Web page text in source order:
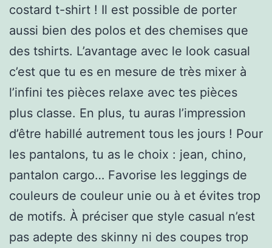
costard t-shirt ! Il est possible de porter
aussi bien des polos et des chemises que
des tshirts. L’avantage avec le look casual
c’est que tu es en mesure de très mixer à
l’infini tes pièces relaxe avec tes pièces
plus classe. En plus, tu auras l’impression
d’être habillé autrement tous les jours ! Pour
les pantalons, tu as le choix : jean, chino,
pantalon cargo… Favorise les leggings de
couleurs de couleur unie ou à et évites trop
de motifs. À préciser que style casual n’est
pas adepte des skinny ni des coupes trop